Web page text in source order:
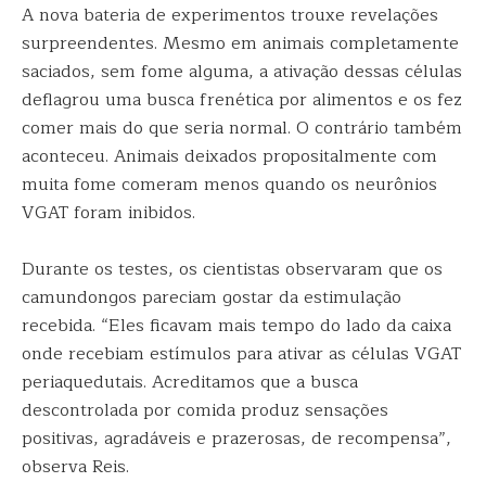
A nova bateria de experimentos trouxe revelações
surpreendentes. Mesmo em animais completamente
saciados, sem fome alguma, a ativação dessas células
deflagrou uma busca frenética por alimentos e os fez
comer mais do que seria normal. O contrário também
aconteceu. Animais deixados propositalmente com
muita fome comeram menos quando os neurônios
VGAT foram inibidos.
Durante os testes, os cientistas observaram que os
camundongos pareciam gostar da estimulação
recebida. “Eles ficavam mais tempo do lado da caixa
onde recebiam estímulos para ativar as células VGAT
periaquedutais. Acreditamos que a busca
descontrolada por comida produz sensações
positivas, agradáveis e prazerosas, de recompensa”,
observa Reis.